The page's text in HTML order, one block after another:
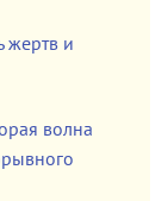
жертв и
волна